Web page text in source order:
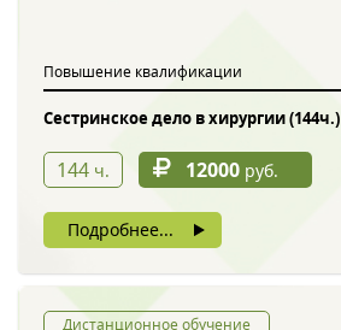
Повышение квалификации
Сестринское дело в хирургии (144ч.)
144 ч. 12000 руб.
Подробнее...
Дистанционное обучение